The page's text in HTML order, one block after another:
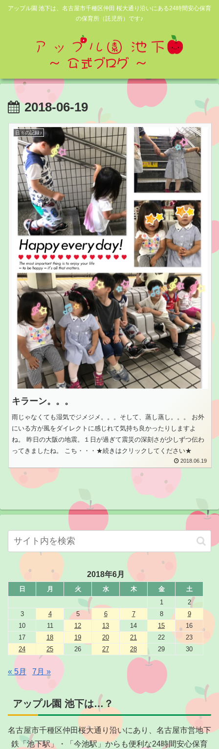
アップル園 池下は、名古屋市千種区仲田 桜大通り沿いにある24時間安心保育
の保育所（託児所）です♪
2018-06-19
日々の記録♪
キラーン。。。
雨じゃなくても湿気でジメジメ。。。そして、蒸し蒸し。。。 お外
にいる方が風をダイレクトに感じれて気持ち良かったりしますよ
ね。 昨日の大阪の地震。１日が過ぎて震災の深刻さが少しずつ伝わ
ってきましたね。 こち・・・★続きはクリックしてください★
2018.06.19
2018年6月
日 月 火 水 木 金
土
1
2
3
4 5 6 7 8
9
10
11 12 13 14 15
16
17
18 19 20 21 22
23
24
25 26 27 28 29 30
« 5月 7月 »
アップル園 池下は…？
名古屋市千種区仲田桜大通り沿いにあり、名古屋市営地下
鉄「池下駅」・「今池駅」からも便利な24時間安心保育